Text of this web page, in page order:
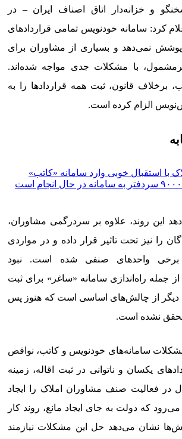
و خزانه‌دار اتاق اصناف ایران – در
کرد: سامانه خودنویس تمامی قراردادهای
پوشش نمی‌دهد و بسیاری از مشاوران برای
با مشکلات جدی مواجه شده‌اند.
برخلاف قانون، ثبت همه قراردادها را به‌
الزام کرده است.
با استقبال خوبی وارد سامانه «کاتب»
این روند، علاوه بر سردرگمی مشاوران،
را نیز تحت تاثیر قرار داده و در مواردی
برخی واحدهای صنفی شده است. نبود
جمله راه‌اندازی سامانه «ساغر» برای ثبت
دیگر از چالش‌های اساسی است که هنوز پس
نشده است.
سامانه‌های خودنویس و کاتب، نواقص
یکسان و ناتوانی در ثبت اقاله، زمینه
در فعالیت صنف مشاوران املاک را ایجاد
که دولت به جای ایجاد مانع، روند کار
نشان می‌دهد حل این مشکلات نیازمند